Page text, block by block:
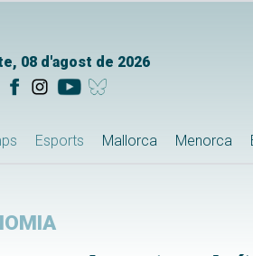
08 d'agost de 2026
Esports Mallorca Menorca